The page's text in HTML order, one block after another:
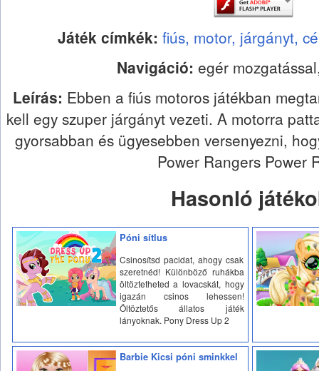
Játék címkék: fiús, motor, járgányt,
Navigáció: egér
Leírás: Ebben a fiús motoros játékban
kell egy szuper járgányt vezeti. A motorra
gyorsabban és ügyesebben versenyezni,
Power Rangers Power
Hasonló
Póni sítlus
Csinosítsd pacidat, ahogy csak
szeretnéd! Különböző ruhákba
öltöztetheted a lovacskát, hogy
igazán csinos lehessen!
Öltöztetős állatos játék
lányoknak. Pony Dress Up 2
Barbie Kicsi póni sminkkel